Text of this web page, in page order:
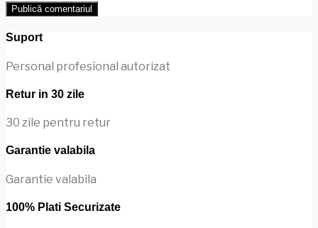
Suport
Personal profesional autorizat
Retur in 30 zile
30 zile pentru retur
Garantie valabila
Garantie valabila
100% Plati Securizate